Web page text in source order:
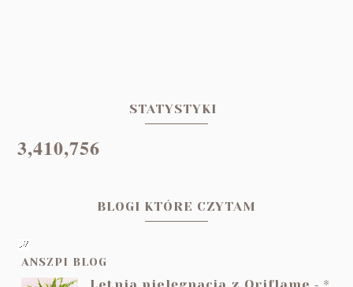
STATYSTYKI
3,410,756
BLOGI KTÓRE CZYTAM
ANSZPI BLOG